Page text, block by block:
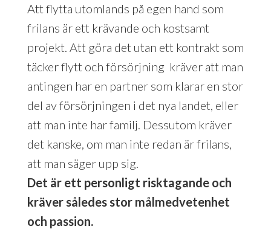
Att flytta utomlands på egen hand som
frilans är ett krävande och kostsamt
projekt. Att göra det utan ett kontrakt som
täcker flytt och försörjning kräver att man
antingen har en partner som klarar en stor
del av försörjningen i det nya landet, eller
att man inte har familj. Dessutom kräver
det kanske, om man inte redan är frilans,
att man säger upp sig.
Det är ett personligt risktagande och
kräver således stor målmedvetenhet
och passion.